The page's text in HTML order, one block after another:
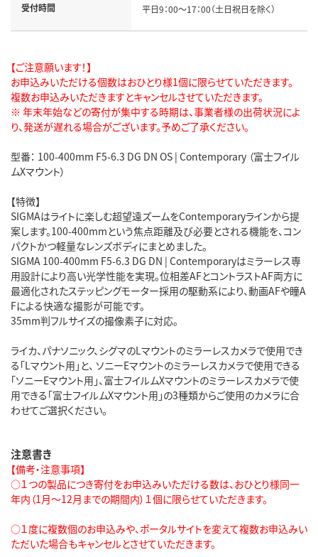
受付時間 平日9：00～17：00（土日祝日を除く）
【ご注意願います！】
お申込みいただける個数はおひとり様1個に限らせていただきます。
複数お申込みいただきますとキャンセルさせていただきます。
※ 年末年始などの寄付が集中する時期は、事業者様の出荷状況によ
り、発送が遅れる場合がございます。予めご了承ください。
型番： 100-400mm F5-6.3 DG DN OS | Contemporary （富士フイル
ムXマウント）
【特徴】
SIGMAはライトに楽しむ超望遠ズームをContemporaryラインから提
案します。100-400mmという焦点距離及び必要とされる機能を、コン
パクトかつ軽量なレンズボディにまとめました。
SIGMA 100-400mm F5-6.3 DG DN | Contemporaryはミラーレス専
用設計により高い光学性能を実現。位相差AFとコントラストAF両方に
最適化されたステッピングモーター採用の駆動系により、動画AFや瞳A
Fによる快適な撮影が可能です。
35mm判フルサイズの撮像素子に対応。
ライカ、パナソニック、シグマのLマウントのミラーレスカメラで使用でき
る「Lマウント用」と、 ソニーEマウントのミラーレスカメラで使用できる
「ソニーEマウント用」、富士フイルムXマウントのミラーレスカメラで使
用できる「富士フイルムXマウント用」の3種類からご使用のカメラに合
わせてご選択ください。
注意書き
【備考・注意事項】
○１つの製品につき寄付をお申込みいただける数は、おひとり様同一
年内（1月～12月までの期間内）１個に限らせていただきます。
○１度に複数個のお申込みや、ポータルサイトを変えて複数お申込みい
ただいた場合もキャンセルとさせていただきます。